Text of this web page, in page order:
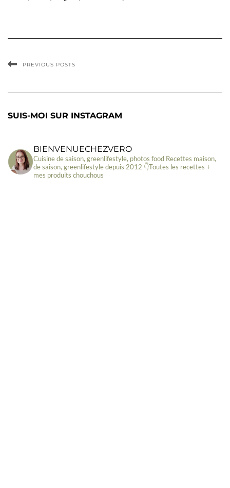
PREVIOUS POSTS
SUIS-MOI SUR INSTAGRAM
BIENVENUECHEZVERO
Cuisine de saison, greenlifestyle, photos food Recettes maison,
de saison, greenlifestyle depuis 2012 👇Toutes les recettes +
mes produits chouchous